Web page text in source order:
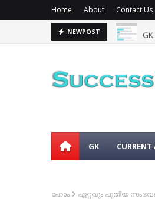
Home About Contact Us
NEWPOST
GK CURRENT
ഹോം ഏറ്റവും പുതിയ